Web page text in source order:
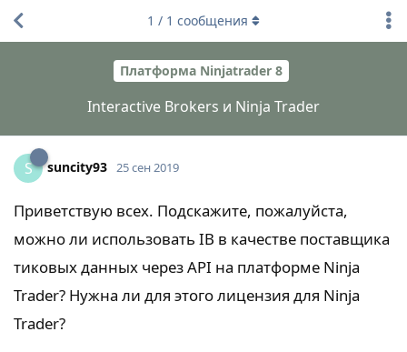
Платформа Ninjatrader 8
Interactive Brokers и Ninja Trader
1 / 1 сообщения
S suncity93 25 сен 2019
Приветствую всех. Подскажите, пожалуйста,
можно ли использовать IB в качестве поставщика
тиковых данных через API на платформе Ninja
Trader? Нужна ли для этого лицензия для Ninja
Trader?